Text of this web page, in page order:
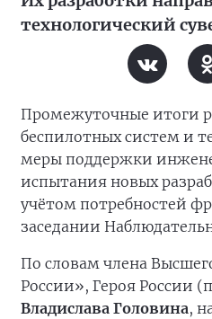
технологический
Промежуточные итоги
беспилотных систем и
меры поддержки
испытания новых
учётом потребностей
заседании
По словам члена
России», Героя России
Владислава Головина,